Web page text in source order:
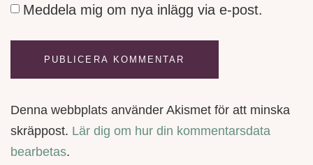
Meddela mig om nya inlägg via e-post.
Denna webbplats använder Akismet för att minska
skräppost. Lär dig om hur din kommentarsdata
bearbetas.